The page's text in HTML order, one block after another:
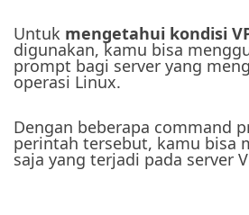
Untuk mengetahui kondisi
digunakan, kamu bisa
prompt bagi server yang
operasi Linux.
Dengan beberapa command
perintah tersebut, kamu bisa
saja yang terjadi pada server